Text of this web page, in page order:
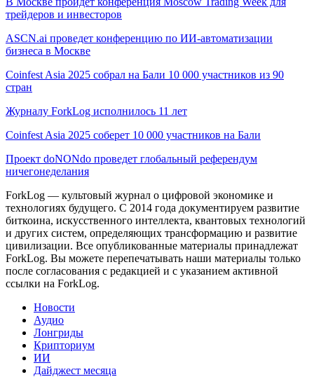
трейдеров и инвесторов
ASCN.ai проведет конференцию по ИИ-автоматизации
бизнеса в Москве
Coinfest Asia 2025 собрал на Бали 10 000 участников из 90
стран
Журналу ForkLog исполнилось 11 лет
Coinfest Asia 2025 соберет 10 000 участников на Бали
Проект doNONdo проведет глобальный референдум
ничегонеделания
ForkLog — культовый журнал о цифровой экономике и
технологиях будущего. С 2014 года документируем развитие
биткоина, искусственного интеллекта, квантовых технологий
и других систем, определяющих трансформацию и развитие
цивилизации. Все опубликованные материалы принадлежат
ForkLog. Вы можете перепечатывать наши материалы только
после согласования с редакцией и с указанием активной
ссылки на ForkLog.
Новости
Аудио
Лонгриды
Крипториум
ИИ
Дайджест месяца